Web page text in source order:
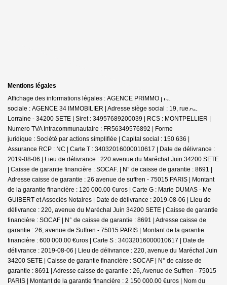
Mentions légales
Affichage des informations légales : AGENCE PRIMMO | Raison
sociale : AGENCE 34 IMMOBILIER | Adresse siège social : 19, rue Alsace
Lorraine - 34200 SETE | Siret : 34957689200039 | RCS : MONTPELLIER |
Numero TVA Intracommunautaire : FR56349576892 | Forme
juridique : Société par actions simplifiée | Capital social : 150 636 |
Assurance RCP : NC | Carte T : 34032016000010617 | Date de délivrance :
2019-08-06 | Lieu de délivrance : 220 avenue du Maréchal Juin 34200 SETE
| Caisse de garantie financière : SOCAF. | N° de caisse de garantie : 8691 |
Adresse caisse de garantie : 26 avenue de suffren - 75015 PARIS | Montant
de la garantie financière : 120 000.00 €uros | Carte G : Marie DUMAS - Me
GUIBERT et Associés Notaires | Date de délivrance : 2019-08-06 | Lieu de
délivrance : 220, avenue du Maréchal Juin 34200 SETE | Caisse de garantie
financière : SOCAF | N° de caisse de garantie : 8691 | Adresse caisse de
garantie : 26, avenue de Suffren - 75015 PARIS | Montant de la garantie
financière : 600 000.00 €uros | Carte S : 34032016000010617 | Date de
délivrance : 2019-08-06 | Lieu de délivrance : 220, avenue du Maréchal Juin
34200 SETE | Caisse de garantie financière : SOCAF | N° de caisse de
garantie : 8691 | Adresse caisse de garantie : 26, Avenue de Suffren - 75015
PARIS | Montant de la garantie financière : 2 150 000.00 €uros | Nom du